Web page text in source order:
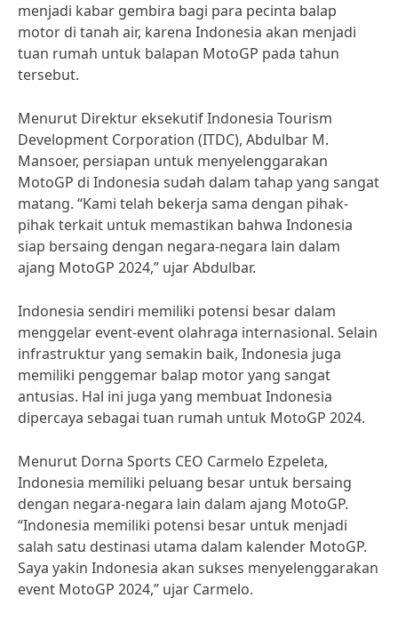
menjadi kabar gembira bagi para pecinta balap
motor di tanah air, karena Indonesia akan menjadi
tuan rumah untuk balapan MotoGP pada tahun
tersebut.
Menurut Direktur eksekutif Indonesia Tourism
Development Corporation (ITDC), Abdulbar M.
Mansoer, persiapan untuk menyelenggarakan
MotoGP di Indonesia sudah dalam tahap yang sangat
matang. “Kami telah bekerja sama dengan pihak-
pihak terkait untuk memastikan bahwa Indonesia
siap bersaing dengan negara-negara lain dalam
ajang MotoGP 2024,” ujar Abdulbar.
Indonesia sendiri memiliki potensi besar dalam
menggelar event-event olahraga internasional. Selain
infrastruktur yang semakin baik, Indonesia juga
memiliki penggemar balap motor yang sangat
antusias. Hal ini juga yang membuat Indonesia
dipercaya sebagai tuan rumah untuk MotoGP 2024.
Menurut Dorna Sports CEO Carmelo Ezpeleta,
Indonesia memiliki peluang besar untuk bersaing
dengan negara-negara lain dalam ajang MotoGP.
“Indonesia memiliki potensi besar untuk menjadi
salah satu destinasi utama dalam kalender MotoGP.
Saya yakin Indonesia akan sukses menyelenggarakan
event MotoGP 2024,” ujar Carmelo.